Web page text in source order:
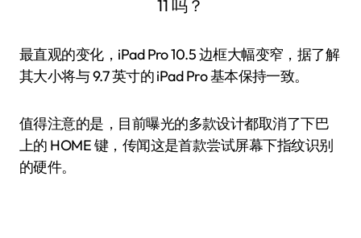
最直观的变化，iPad Pro 10.5 边框大幅变窄，据了解
其大小将与 9.7 英寸的 iPad Pro 基本保持一致。
值得注意的是，目前曝光的多款设计都取消了下巴
上的 HOME 键，传闻这是首款尝试屏幕下指纹识别
的硬件。